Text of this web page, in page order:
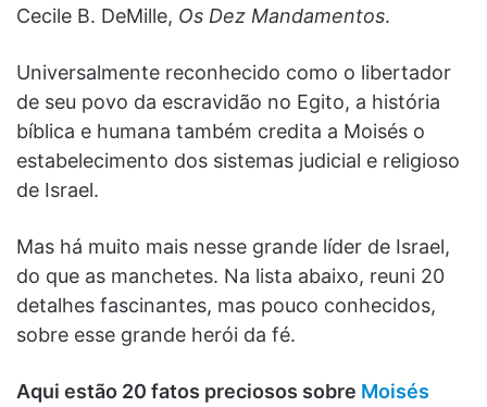
Cecile B. DeMille, Os Dez Mandamentos.
Universalmente reconhecido como o libertador
de seu povo da escravidão no Egito, a história
bíblica e humana também credita a Moisés o
estabelecimento dos sistemas judicial e religioso
de Israel.
Mas há muito mais nesse grande líder de Israel,
do que as manchetes. Na lista abaixo, reuni 20
detalhes fascinantes, mas pouco conhecidos,
sobre esse grande herói da fé.
Aqui estão 20 fatos preciosos sobre Moisés